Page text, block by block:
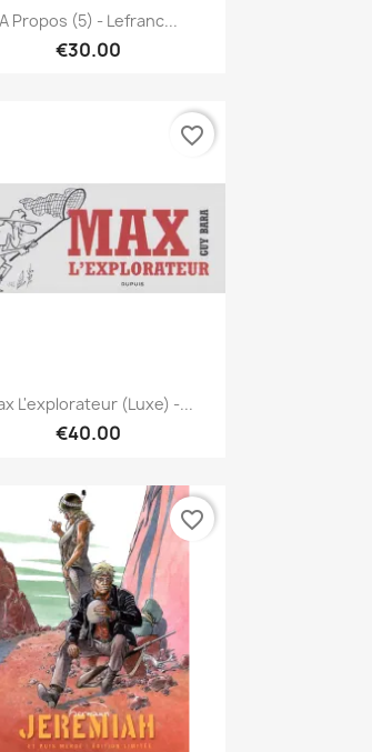
Quick view
A Propos (5) - Lefranc...
€30.00
Quick view
L'explorateur (Luxe) -...
€40.00
favorite_border
favorite_border